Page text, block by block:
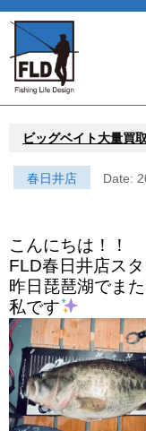
ビッグベイト大量買
春日井店 Date:
こんにちは！！
FLD春日井店ス
昨日琵琶湖でま
私です